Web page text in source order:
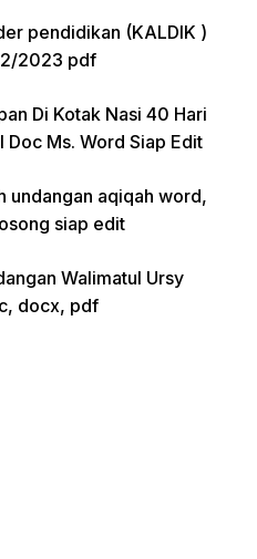
pendidikan (KALDIK )
2023 pdf
Di Kotak Nasi 40 Hari
Doc Ms. Word Siap Edit
undangan aqiqah word,
siap edit
Walimatul Ursy
docx, pdf